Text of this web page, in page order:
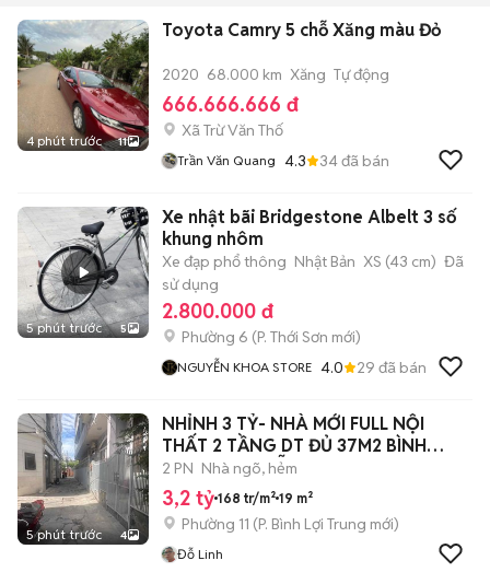
4 phút trước 11
Toyota Camry 5 chỗ Xăng màu Đỏ
2020 68.000 km Xăng Tự động
666.666.666 đ
Xã Trừ Văn Thố
Trần Văn Quang 4.3 34đã bán
5 phút trước 5
Xe nhật bãi Bridgestone Albelt 3 số
khung nhôm
Xe đạp phổ thông Nhật Bản XS (43 cm) Đã
sử dụng
2.800.000 đ
Phường 6 (P. Thới Sơn mới)
NGUYỄN KHOA STORE 4.0 29 đã bán
5 phút trước 4
NHỈNH 3 TỶ- NHÀ MỚI FULL NỘI
THẤT 2 TẦNG DT ĐỦ 37M2 BÌNH
THẠNH NGUYỄN
2 PN Nhà ngõ, hẻm
3,2 tỷ 168 tr/m² 19 m²
Phường 11 (P. Bình Lợi Trung mới)
Đỗ Linh